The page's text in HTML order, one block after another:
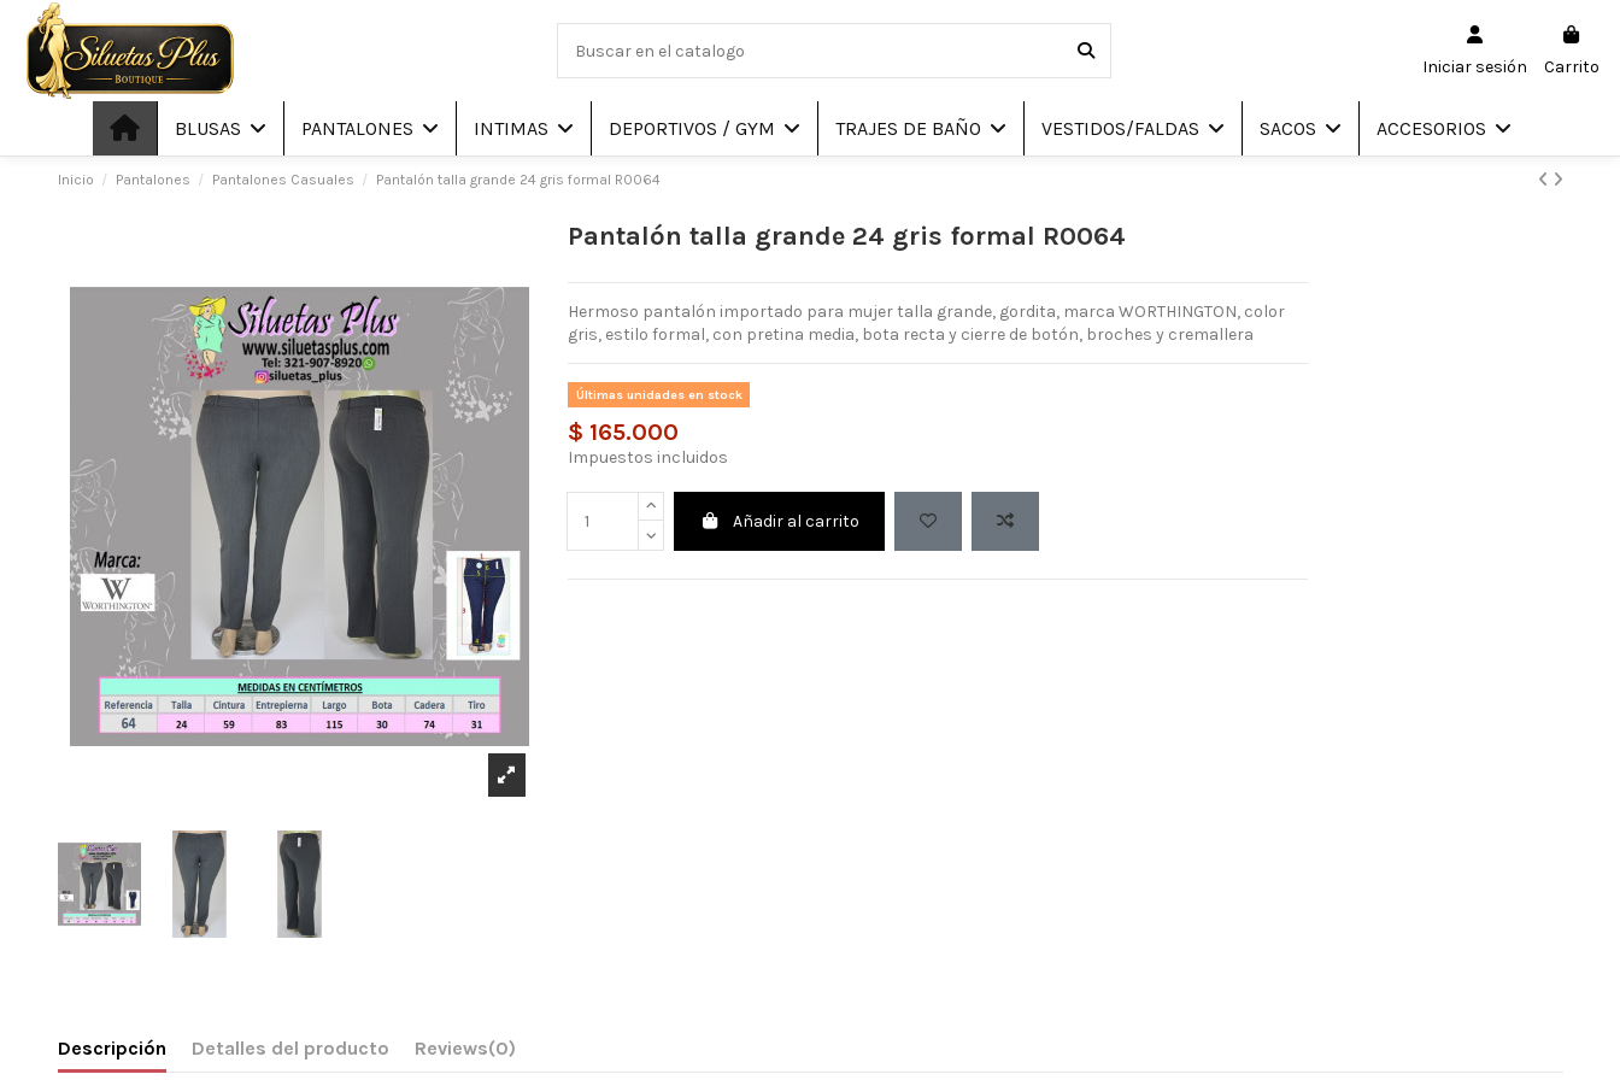
Iniciar sesión Carrito
BLUSAS PANTALONES INTIMAS DEPORTIVOS / GYM TRAJES DE BAÑO VESTIDOS/FALDAS SACOS ACCESORIOS
Inicio Pantalones Pantalones Casuales Pantalón talla grande 24 gris formal R0064
Pantalón talla grande 24 gris formal R0064
Hermoso pantalón importado para mujer talla grande, gordita, marca WORTHINGTON, color
gris, estilo formal, con pretina media, bota recta y cierre de botón, broches y cremallera
Últimas unidades en stock
$ 165.000
Impuestos incluidos
Añadir al carrito
Descripción Detalles del producto Reviews(0)